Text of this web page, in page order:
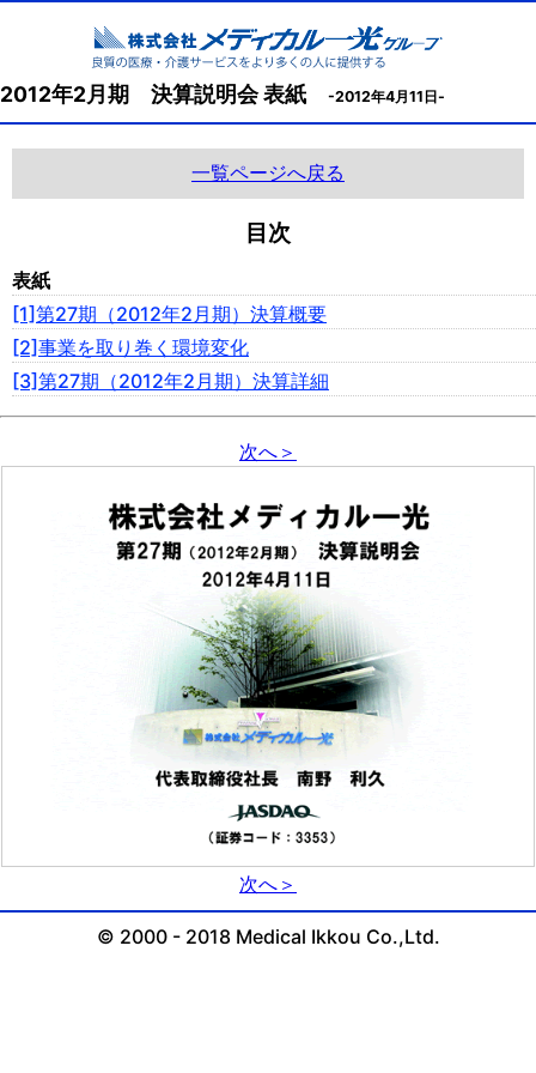
2012年2月期 決算説明会 表紙 -2012年4月11日-
一覧ページへ戻る
目次
表紙
[1]第27期（2012年2月期）決算概要
[2]事業を取り巻く環境変化
[3]第27期（2012年2月期）決算詳細
次へ＞
次へ＞
© 2000 - 2018 Medical Ikkou Co.,Ltd.